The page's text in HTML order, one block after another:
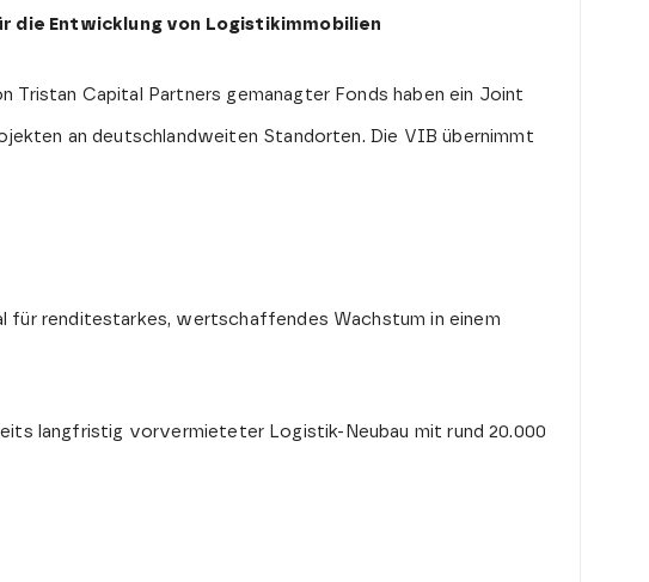
die Entwicklung von Logistikimmobilien
Tristan Capital Partners gemanagter Fonds haben ein Joint
an deutschlandweiten Standorten. Die VIB übernimmt
für renditestarkes, wertschaffendes Wachstum in einem
langfristig vorvermieteter Logistik-Neubau mit rund 20.000